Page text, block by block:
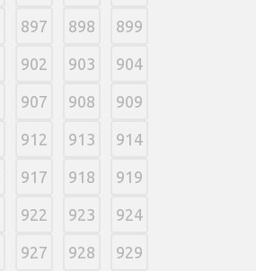
897 898 899
902 903 904
907 908 909
912 913 914
917 918 919
922 923 924
927 928 929